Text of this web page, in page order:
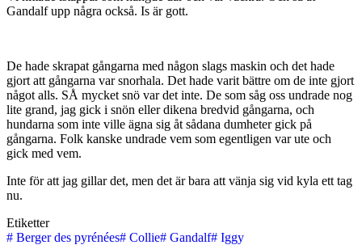
Gandalf upp några också. Is är gott.
De hade skrapat gångarna med någon slags maskin och det hade
gjort att gångarna var snorhala. Det hade varit bättre om de inte gjort
något alls. SÅ mycket snö var det inte. De som såg oss undrade nog
lite grand, jag gick i snön eller dikena bredvid gångarna, och
hundarna som inte ville ägna sig åt sådana dumheter gick på
gångarna. Folk kanske undrade vem som egentligen var ute och
gick med vem.
Inte för att jag gillar det, men det är bara att vänja sig vid kyla ett tag
nu.
Etiketter
# Berger des pyrénées# Collie# Gandalf# Iggy